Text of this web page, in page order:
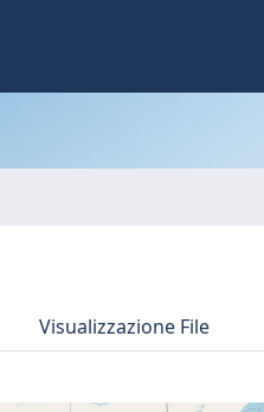
Visualizzazione File